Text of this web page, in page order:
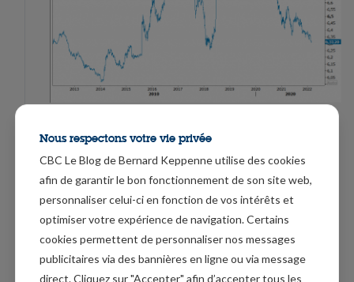
Dans un monde où l’inflation était déjà la
préoccupation principale pour les marchés financiers,
toutes ces mesures ne vont qu’accentuer cette
tendance inflationniste.
Ainsi, en Belgique, l’inflation est passée de 7.59% en
Nous respectons votre vie privée
CBC Le Blog de Bernard Keppenne utilise des cookies
afin de garantir le bon fonctionnement de son site web,
personnaliser celui-ci en fonction de vos intérêts et
optimiser votre expérience de navigation. Certains
cookies permettent de personnaliser nos messages
publicitaires via des bannières en ligne ou via message
direct. Cliquez sur "Accepter" afin d’accepter tous les